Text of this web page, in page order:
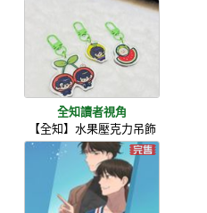
全知讀者視角
【全知】水果壓克力吊飾